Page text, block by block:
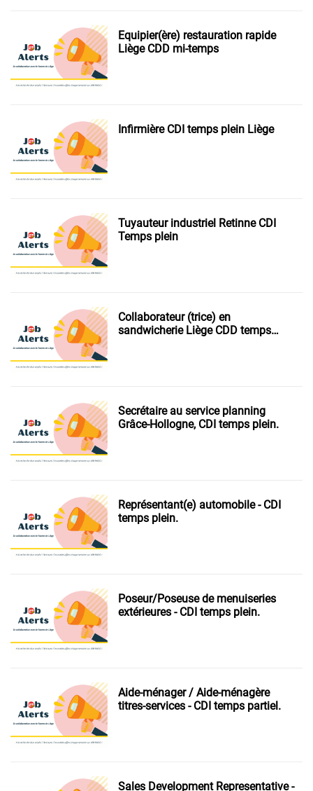
Equipier(ère) restauration rapide
Liège CDD mi-temps
Infirmière CDI temps plein Liège
Tuyauteur industriel Retinne CDI
Temps plein
Collaborateur (trice) en
sandwicherie Liège CDD temps
Secrétaire au service planning
Grâce-Hollogne, CDI temps plein.
Représentant(e) automobile - CDI
temps plein.
Poseur/Poseuse de menuiseries
extérieures - CDI temps plein.
Aide-ménager / Aide-ménagère
titres-services - CDI temps partiel.
Sales Development Representative -